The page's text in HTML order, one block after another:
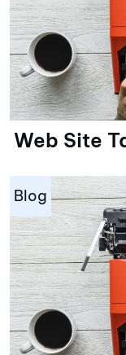
Web Site
Blog